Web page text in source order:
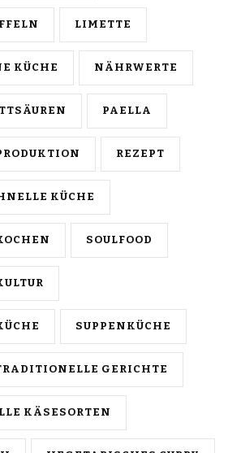
LIMETTE
KÜCHE NÄHRWERTE
PAELLA
REZEPT
KÜCHE
SOULFOOD
SUPPENKÜCHE
GERICHTE
KÄSESORTEN